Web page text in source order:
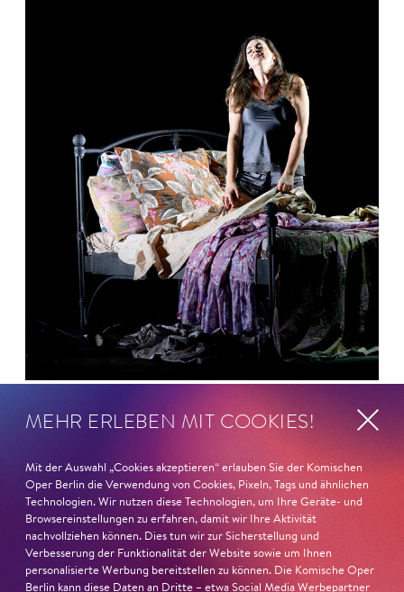
Ambur Braid für DER FAUST
nominiert
Ambur Braidist für den Deutschen Theaterpreis DER
FAUST nominiert in der Kategorie »Darsteller:in
Musiktheater«. Ihr eindrucksvolles Rollendebüt als
Katerina Lwowna Ismailowa in Barrie KoskysLady
MEHR ERLEBEN MIT COOKIES!
Mit der Auswahl „Cookies akzeptieren“ erlauben Sie der Komischen
Oper Berlin die Verwendung von Cookies, Pixeln, Tags und ähnlichen
Technologien. Wir nutzen diese Technologien, um Ihre Geräte- und
Browsereinstellungen zu erfahren, damit wir Ihre Aktivität
nachvollziehen können. Dies tun wir zur Sicherstellung und
Verbesserung der Funktionalität der Website sowie um Ihnen
personalisierte Werbung bereitstellen zu können. Die Komische Oper
Berlin kann diese Daten an Dritte – etwa Social Media Werbepartner